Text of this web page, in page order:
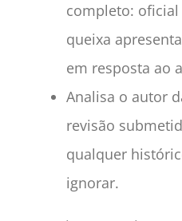
completo:
queixa
em resposta ao
Analisa o autor
revisão
qualquer
ignorar.